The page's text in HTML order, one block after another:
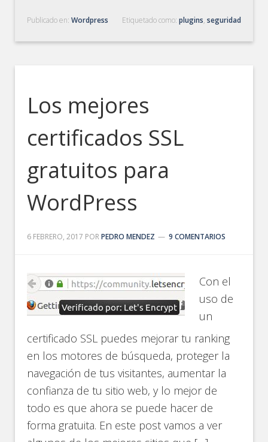
Publicado en:Wordpress Etiquetado como: plugins, seguridad
Los mejores
certificados SSL
gratuitos para
WordPress
6 FEBRERO, 2017 PORPEDRO MENDEZ 9 COMENTARIOS
Con el
uso de
un
certificado SSL puedes mejorar tu ranking
en los motores de búsqueda, proteger la
navegación de tus visitantes, aumentar la
confianza de tu sitio web, y lo mejor de
todo es que ahora se puede hacer de
forma gratuita. En este post vamos a ver